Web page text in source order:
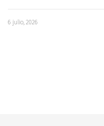
6 julio, 2026